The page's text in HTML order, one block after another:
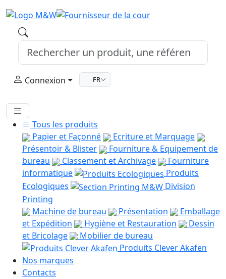
Connexion FR
Tous les produits
Papier et Façonné
Ecriture et Marquage
Présentoir & Blister
Fourniture & Equipement de
bureau
Classement et Archivage
Fourniture
informatique
Produits
Ecologiques
Division
Printing
Machine de bureau
Présentation
Emballage
et Expédition
Hygiène et Restauration
Dessin
et Bricolage
Mobilier de bureau
Produits Clever Akafen
Nos marques
Contacts